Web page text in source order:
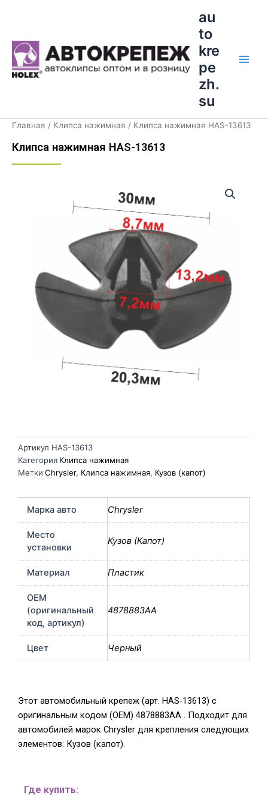
au
to
kre
pe
zh.
su
Главная / Клипса нажимная / Клипса нажимная HAS-13613
Клипса нажимная HAS-13613
Артикул HAS-13613
Категория Клипса нажимная
Метки Chrysler, Клипса нажимная, Кузов (капот)
Марка авто Chrysler
Место
установки
Кузов (Капот)
Материал Пластик
OEM
(оригинальный
код, артикул)
4878883AA
Цвет Черный
Этот автомобильный крепеж (арт. HAS-13613) с
оригинальным кодом (OEM) 4878883AA . Подходит для
автомобилей марок Chrysler для крепления следующих
элементов: Кузов (капот).
Где купить: